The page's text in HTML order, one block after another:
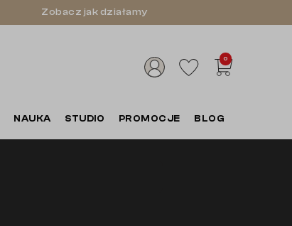
Zobacz jak działamy
0
NAUKA STUDIO PROMOCJE BLOG